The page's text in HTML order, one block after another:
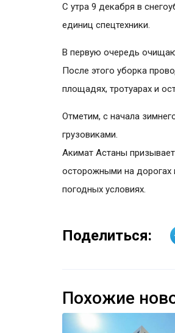
С утра 9 декабря в
единиц спецтехники.
В первую очередь
После этого уборка
площадях, тротуарах и
Отметим, с начала
грузовиками.
Акимат Астаны
осторожными на дорогах
погодных условиях.
Поделиться:
Похожие